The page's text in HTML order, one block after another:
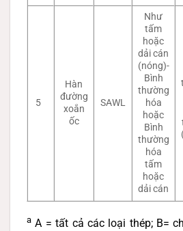
5
Hàn
đường
xoắn
ốc
SAWL
Như
tấm
hoặc
dải cán
(nóng)-
Bình
thường
hóa
hoặc
Bình
thường
hóa
tấm
hoặc
dải cán
a A = tất cả các loại thép; B=